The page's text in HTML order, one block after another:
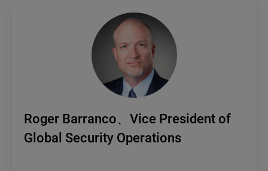
Roger Barranco、Vice President of
Global Security Operations